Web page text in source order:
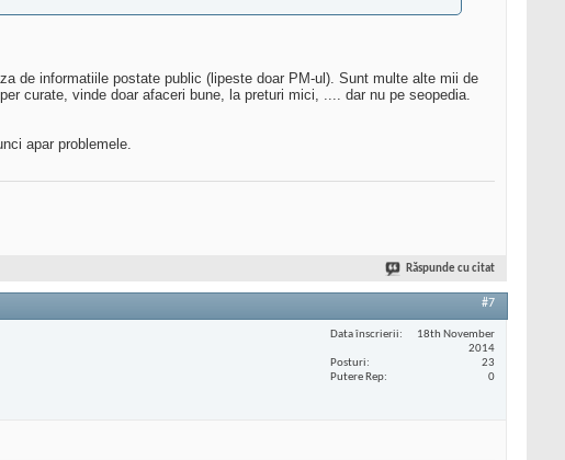
de informatiile postate public (lipeste doar PM-ul). Sunt multe alte mii de
curate, vinde doar afaceri bune, la preturi mici, .... dar nu pe seopedia.
apar problemele.
Răspunde cu citat
#7
Data înscrierii
18th November
2014
Posturi
23
Putere Rep
0